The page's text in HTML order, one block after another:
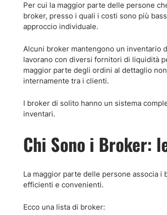
Per cui la maggior parte delle persone
broker, presso i quali i costi sono più
approccio individuale.
Alcuni broker mantengono un inventario
lavorano con diversi fornitori di liquidità
maggior parte degli ordini al dettaglio
internamente tra i clienti.
I broker di solito hanno un sistema
inventari.
Chi Sono i Broker:
La maggior parte delle persone associa
efficienti e convenienti.
Ecco una lista di broker: